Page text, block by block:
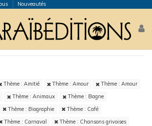
Nouveautés
Thème : Amitié Thème : Amour
Thème : Amour
Thème : Animaux
Thème : Bagne
Thème : Biographie
Thème : Café
Thème : Carnaval
Thème : Chansons grivoises